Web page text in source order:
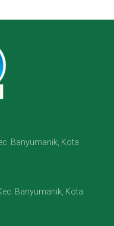
Banyumanik, Kota
Banyumanik, Kota